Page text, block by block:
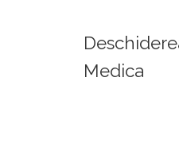
Medica